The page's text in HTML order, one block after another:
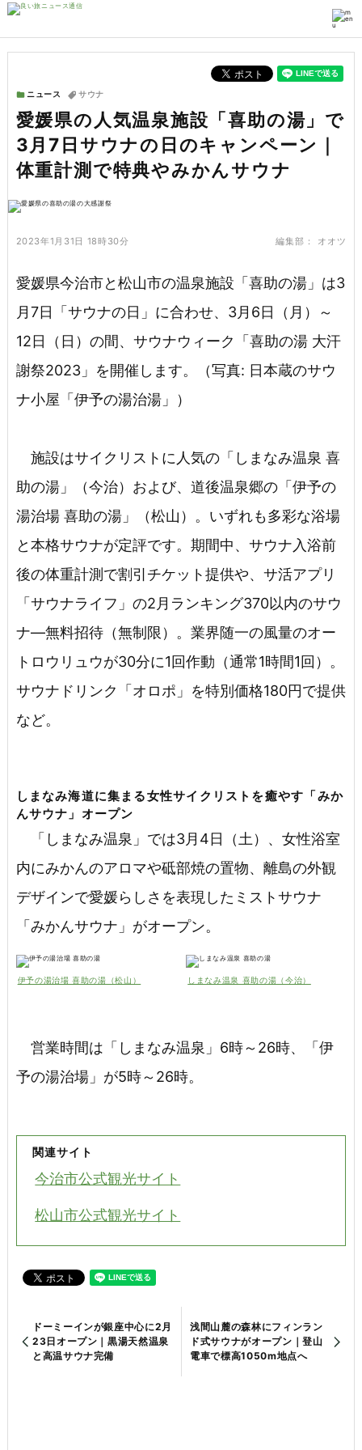
ニュース サウナ
愛媛県の人気温泉施設「喜助の湯」で
3月7日サウナの日のキャンペーン｜
体重計測で特典やみかんサウナ
2023年1月31日 18時30分 編集部： オオツ
愛媛県今治市と松山市の温泉施設「喜助の湯」は3
月7日「サウナの日」に合わせ、3月6日（月）～
12日（日）の間、サウナウィーク「喜助の湯 大汗
謝祭2023」を開催します。（写真: 日本蔵のサウ
ナ小屋「伊予の湯治湯」）
施設はサイクリストに人気の「しまなみ温泉 喜
助の湯」（今治）および、道後温泉郷の「伊予の
湯治場 喜助の湯」（松山）。いずれも多彩な浴場
と本格サウナが定評です。期間中、サウナ入浴前
後の体重計測で割引チケット提供や、サ活アプリ
「サウナライフ」の2月ランキング370以内のサウ
ナ―無料招待（無制限）。業界随一の風量のオー
トロウリュウが30分に1回作動（通常1時間1回）。
サウナドリンク「オロポ」を特別価格180円で提供
など。
しまなみ海道に集まる女性サイクリストを癒やす「みか
んサウナ」オープン
「しまなみ温泉」では3月4日（土）、女性浴室
内にみかんのアロマや砥部焼の置物、離島の外観
デザインで愛媛らしさを表現したミストサウナ
「みかんサウナ」がオープン。
伊予の湯治場 喜助の湯（松山） しまなみ温泉 喜助の湯（今治）
営業時間は「しまなみ温泉」6時～26時、「伊
予の湯治場」が5時～26時。
関連サイト
今治市公式観光サイト
松山市公式観光サイト
ドーミーインが銀座中心に2月
23日オープン｜黒湯天然温泉
と高温サウナ完備
浅間山麓の森林にフィンラン
ド式サウナがオープン｜登山
電車で標高1050m地点へ